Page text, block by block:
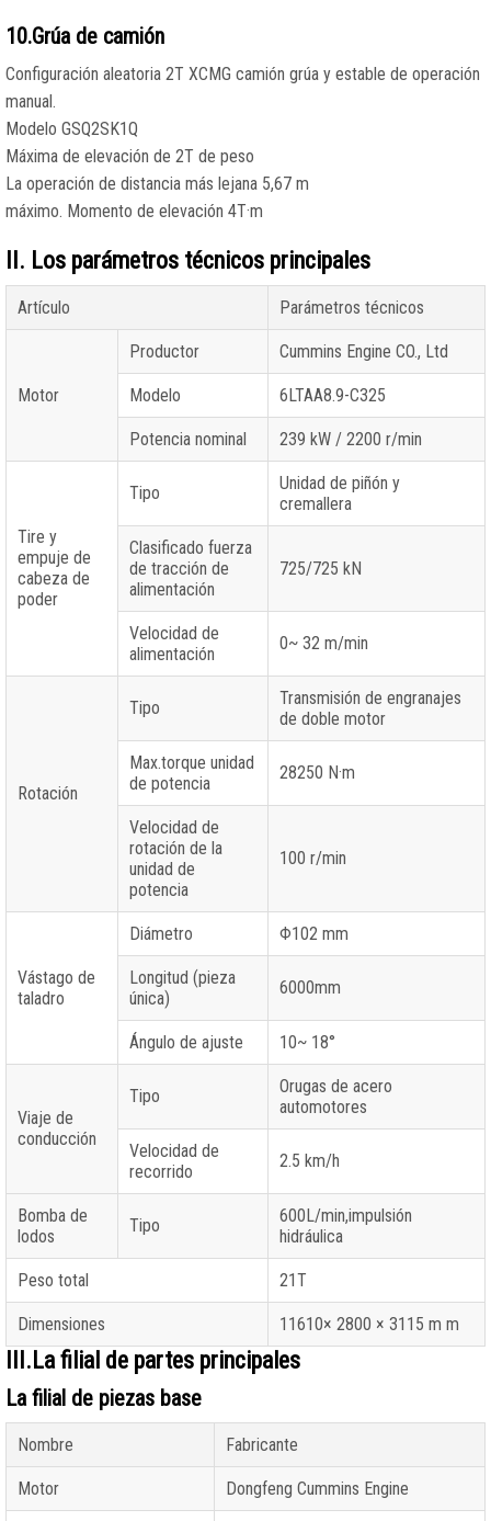
10.Grúa de camión
Configuración aleatoria 2T XCMG camión grúa y estable de operación
manual.
Modelo GSQ2SK1Q
Máxima de elevación de 2T de peso
La operación de distancia más lejana 5,67 m
máximo. Momento de elevación 4T·m
II. Los parámetros técnicos principales
Artículo Parámetros técnicos
Motor
Productor Cummins Engine CO., Ltd
Modelo 6LTAA8.9-C325
Potencia nominal 239 kW / 2200 r/min
Tire y
empuje de
cabeza de
poder
Tipo
Unidad de piñón y
cremallera
Clasificado fuerza
de tracción de
alimentación
725/725 kN
Velocidad de
alimentación
0~ 32 m/min
Rotación
Tipo
Transmisión de engranajes
de doble motor
Max.torque unidad
de potencia
28250 N·m
Velocidad de
rotación de la
unidad de
potencia
100 r/min
Vástago de
taladro
Diámetro Φ102 mm
Longitud (pieza
única)
6000mm
Ángulo de ajuste 10~ 18°
Viaje de
conducción
Tipo
Orugas de acero
automotores
Velocidad de
recorrido
2.5 km/h
Bomba de
lodos
Tipo
600L/min,impulsión
hidráulica
Peso total 21T
Dimensiones 11610× 2800 × 3115 m m
III.La filial de partes principales
La filial de piezas base
Nombre Fabricante
Motor Dongfeng Cummins Engine